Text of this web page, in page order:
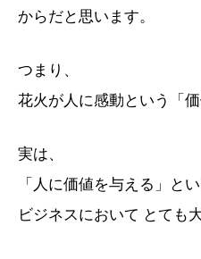
からだと思います。
つまり、
花火が人に感動という「
実は、
「人に価値を与える」とい
ビジネスにおいて とても